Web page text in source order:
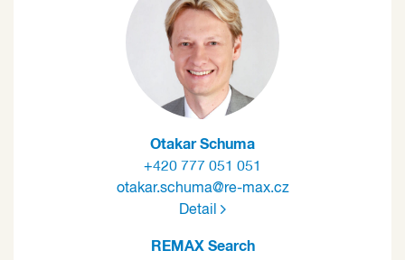
Otakar Schuma
+420 777 051 051
otakar.schuma@re-max.cz
Detail
REMAX Search